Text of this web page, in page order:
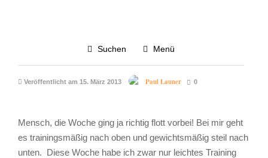
Suchen Menü
Jippi Wochenende
Veröffentlicht am 15. März 2013 Paul Launer 0
Mensch, die Woche ging ja richtig flott vorbei! Bei mir geht
es trainingsmäßig nach oben und gewichtsmäßig steil nach
unten. Diese Woche habe ich zwar nur leichtes Training